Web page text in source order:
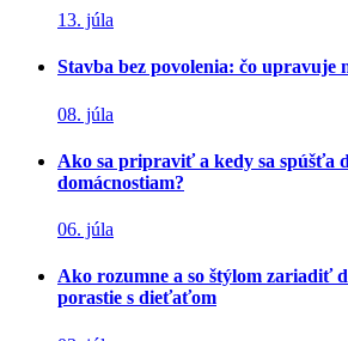
13. júla
Stavba bez povolenia: čo upravuje
08. júla
Ako sa pripraviť a kedy sa spúšťa
domácnostiam?
06. júla
Ako rozumne a so štýlom zariadiť
porastie s dieťaťom